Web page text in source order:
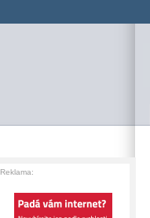
Reklama: